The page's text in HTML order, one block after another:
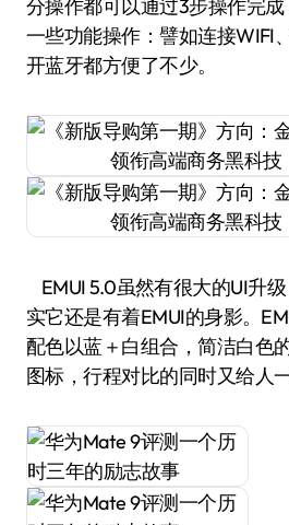
分操作都可以通过3步操作完
一些功能操作：譬如连接WIFI
开蓝牙都方便了不少。
EMUI 5.0虽然有很大的UI升
实它还是有着EMUI的身影。
配色以蓝＋白组合，简洁白色
图标，行程对比的同时又给人